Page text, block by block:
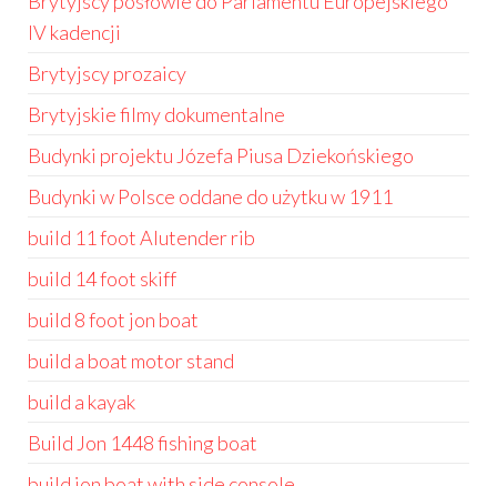
IV kadencji
Brytyjscy prozaicy
Brytyjskie filmy dokumentalne
Budynki projektu Józefa Piusa Dziekońskiego
Budynki w Polsce oddane do użytku w 1911
build 11 foot Alutender rib
build 14 foot skiff
build 8 foot jon boat
build a boat motor stand
build a kayak
Build Jon 1448 fishing boat